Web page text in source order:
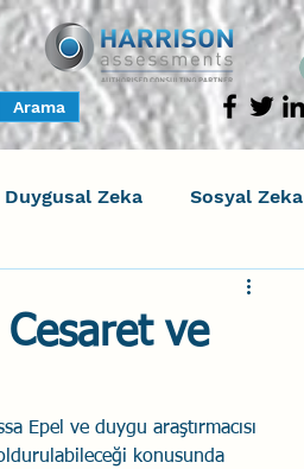
Arama
Duygusal Zeka Sosyal Zeka
ve
Epel ve duygu araştırmacısı
konusunda